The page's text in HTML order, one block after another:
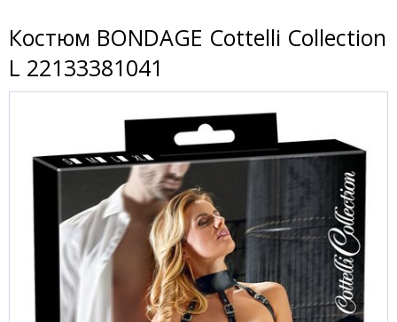
Костюм BONDAGE Cottelli Collection
L 22133381041